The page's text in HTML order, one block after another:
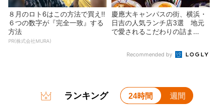
８月のロト6はこの方法で買え!!
６つの数字が『完全一致』する
方法
PR(株式会社MURA)
慶應大キャンパスの街、横浜・
日吉の人気ランチ店3選 地元
で愛されるこだわりの詰ま...
Recommended by
ランキング 24時間 週間